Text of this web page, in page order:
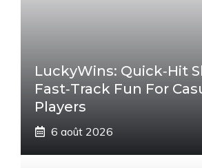
LuckyWins: Quick‑Hit
Fast‑Track Fun For
Players
6 août 2026